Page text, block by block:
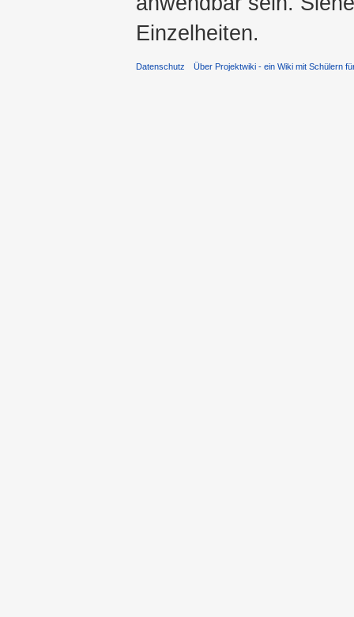
Einzelheiten.
Datenschutz Über Projektwiki - ein Wiki mit Schülern